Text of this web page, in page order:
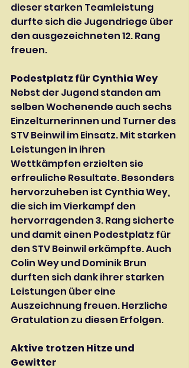
dieser starken Teamleistung
durfte sich die Jugendriege über
den ausgezeichneten 12. Rang
freuen.
Podestplatz für Cynthia Wey
Nebst der Jugend standen am
selben Wochenende auch sechs
Einzelturnerinnen und Turner des
STV Beinwil im Einsatz. Mit starken
Leistungen in ihren
Wettkämpfen erzielten sie
erfreuliche Resultate. Besonders
hervorzuheben ist Cynthia Wey,
die sich im Vierkampf den
hervorragenden 3. Rang sicherte
und damit einen Podestplatz für
den STV Beinwil erkämpfte. Auch
Colin Wey und Dominik Brun
durften sich dank ihrer starken
Leistungen über eine
Auszeichnung freuen. Herzliche
Gratulation zu diesen Erfolgen.
Aktive trotzen Hitze und
Gewitter